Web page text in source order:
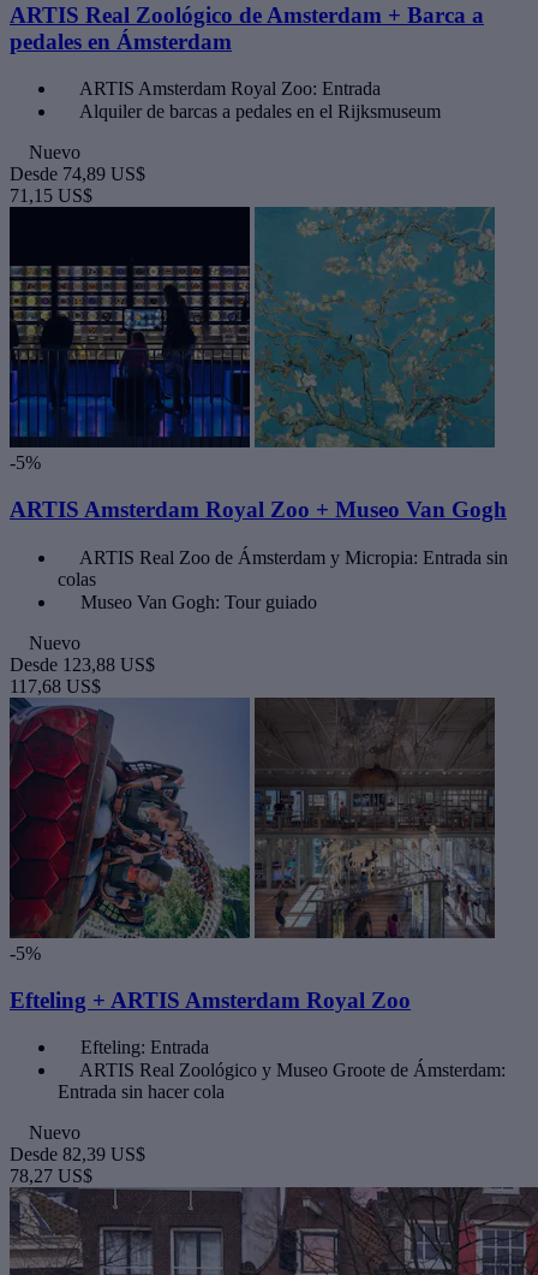
ARTIS Real Zoológico de Amsterdam + Barca a
pedales en Ámsterdam
ARTIS Amsterdam Royal Zoo: Entrada
Alquiler de barcas a pedales en el Rijksmuseum
Nuevo
Desde 74,89 US$
71,15 US$
-5%
ARTIS Amsterdam Royal Zoo + Museo Van Gogh
ARTIS Real Zoo de Ámsterdam y Micropia: Entrada sin
colas
Museo Van Gogh: Tour guiado
Nuevo
Desde 123,88 US$
117,68 US$
-5%
Efteling + ARTIS Amsterdam Royal Zoo
Efteling: Entrada
ARTIS Real Zoológico y Museo Groote de Ámsterdam:
Entrada sin hacer cola
Nuevo
Desde 82,39 US$
78,27 US$